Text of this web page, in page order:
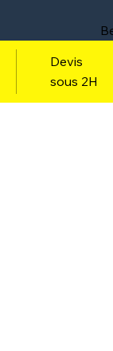
Devis
sous 2H